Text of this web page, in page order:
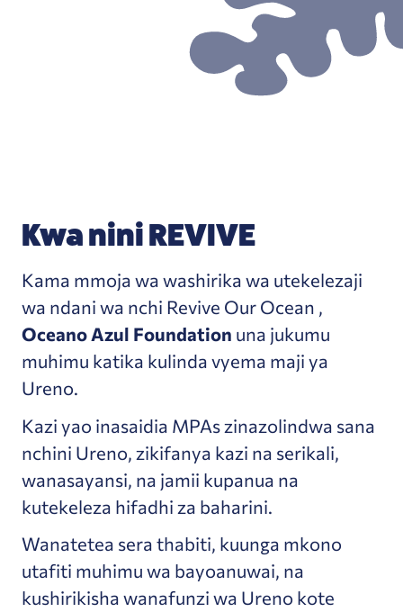
Kwa nini REVIVE
Kama mmoja wa washirika wa utekelezaji
wa ndani wa nchi Revive Our Ocean ,
Oceano Azul Foundation una jukumu
muhimu katika kulinda vyema maji ya
Ureno.
Kazi yao inasaidia MPAs zinazolindwa sana
nchini Ureno, zikifanya kazi na serikali,
wanasayansi, na jamii kupanua na
kutekeleza hifadhi za baharini.
Wanatetea sera thabiti, kuunga mkono
utafiti muhimu wa bayoanuwai, na
kushirikisha wanafunzi wa Ureno kote